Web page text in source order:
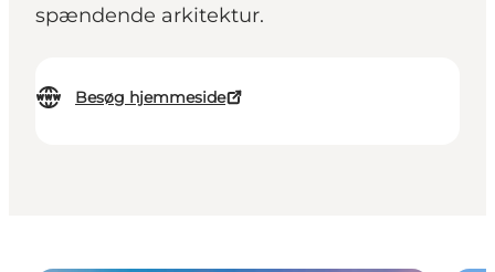
spændende arkitektur.
Besøg hjemmeside